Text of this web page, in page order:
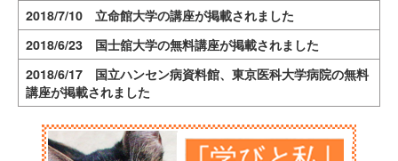
2018/7/10 立命館大学の講座が掲載されました
2018/6/23 国士舘大学の無料講座が掲載されました
2018/6/17 国立ハンセン病資料館、東京医科大学病院の無料
講座が掲載されました